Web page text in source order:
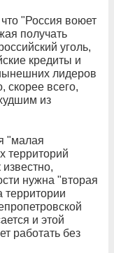
"Россия воюет
получать
уголь,
кредиты и
лидеров
скорее всего,
из
"малая
территорий
нужна "вторая
территории
и этой
работать без